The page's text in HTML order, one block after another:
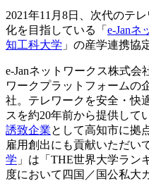
2021年11月8日、次代のテ
化を目指している「 e-Janネ
知工科大学 」の産学連携協
e-Janネットワークス株式
ワークプラットフォームの
社。テレワークを安全・快
スを約20年前から提供して
誘致企業として高知市に拠
雇用創出にも貢献いただい
学 」は「THE世界大学ラン
度において四国／国公私大